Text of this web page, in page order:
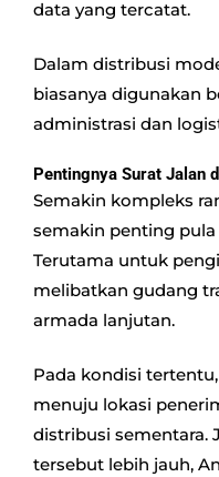
data yang tercatat.
Dalam distribusi
biasanya digunakan
administrasi dan
Pentingnya Surat Jalan
Semakin kompleks
semakin penting
Terutama untuk
melibatkan gudang
armada lanjutan.
Pada kondisi
menuju lokasi
distribusi sementara.
tersebut lebih jauh,